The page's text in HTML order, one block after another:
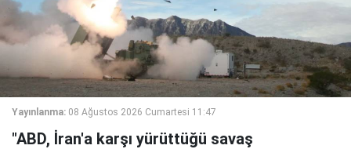
Yayınlanma: 08 Ağustos 2026 Cumartesi 11:47
"ABD, İran'a karşı yürüttüğü savaş